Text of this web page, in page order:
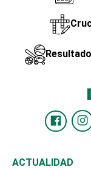
ACTUALIDAD